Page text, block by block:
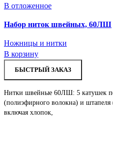
В отложенное
Набор ниток швейных, 60ЛШ
Ножницы и нитки
В корзину
БЫСТРЫЙ ЗАКАЗ
Нитки швейные 60ЛШ: 5 катушек
(полиэфирного волокна) и штапеля
включая хлопок,